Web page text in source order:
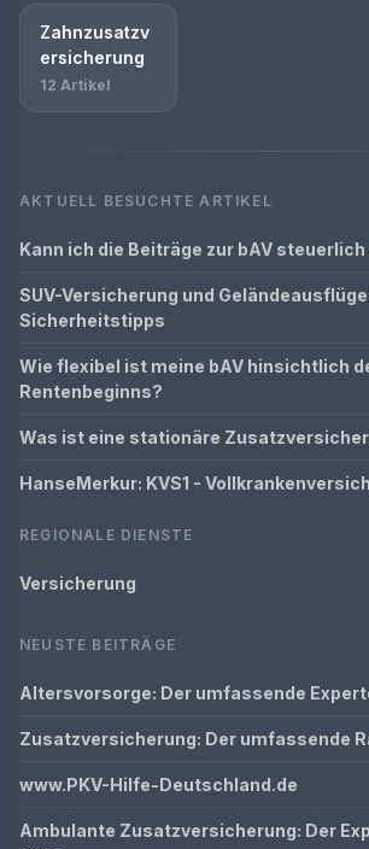
Zahnzusatzv
ersicherung
12 Artikel
AKTUELL BESUCHTE ARTIKEL
Kann ich die Beiträge zur bAV
SUV-Versicherung und
Sicherheitstipps
Wie flexibel ist meine bAV hinsichtlich
Rentenbeginns?
Was ist eine stationäre
HanseMerkur: KVS1 -
REGIONALE DIENSTE
Versicherung
NEUSTE BEITRÄGE
Altersvorsorge: Der umfassende
Zusatzversicherung: Der umfassende
www.PKV-Hilfe-Deutschland.de
Ambulante Zusatzversicherung: Der